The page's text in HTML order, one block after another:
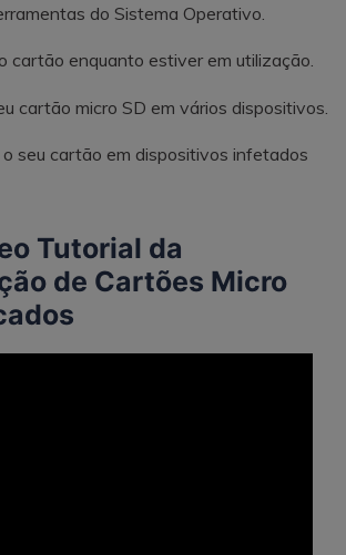
do Sistema Operativo.
cartão enquanto estiver em utilização.
cartão micro SD em vários dispositivos.
o seu cartão em dispositivos infetados
Tutorial da
de Cartões Micro